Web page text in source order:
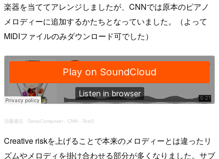
楽器を当ててアレンジしましたが、CNNでは原本のピアノ
メロディーに追加するかたちとなっていました。（よって
MIDIファイルのみダウンロード可でした）
須藤健志 · DeepComposer - CNN - Test2
Creative riskを上げることで本来のメロディーとは違ったリ
ズムやメロディを掛け合わせる部分が多くなりました。サブ